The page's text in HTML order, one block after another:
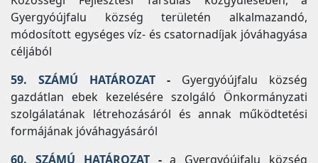
Gyergyóújfalu község területén alkalmazandó,
módosított egységes víz- és csatornadíjak jóváhagyása
céljából
59. SZÁMÚ HATÁROZAT - Gyergyóújfalu község
gazdátlan ebek kezelésére szolgáló Önkormányzati
szolgálatának létrehozásáról és annak működtetési
formájának jóváhagyásáról
60. SZÁMÚ HATÁROZAT-a Gyergyóújfalu község